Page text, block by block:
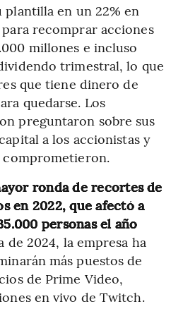
en un 22% en
recomprar acciones
millones e incluso
trimestral, lo que
que tiene dinero de
quedarse. Los
preguntaron sobre sus
a los accionistas y
comprometieron.
ronda de recortes de
en 2022, que afectó a
personas el año
de 2024, la empresa ha
más puestos de
de Prime Video,
en vivo de Twitch.